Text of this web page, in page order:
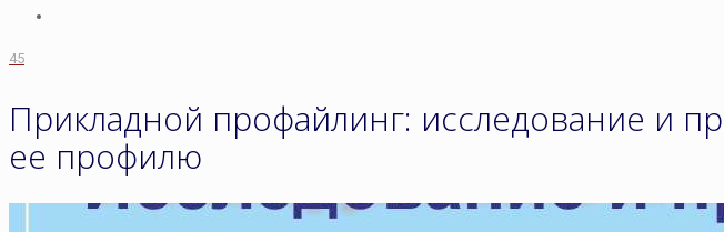
45
Прикладной профайлинг: исследование и
ее профилю